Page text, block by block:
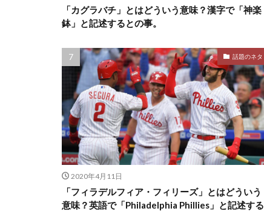
「カグラバチ」とはどういう意味？漢字で「神楽
鉢」と記述するとの事。
話題のネタ
2020年4月11日
「フィラデルフィア・フィリーズ」とはどういう
意味？英語で「Philadelphia Phillies」と記述する